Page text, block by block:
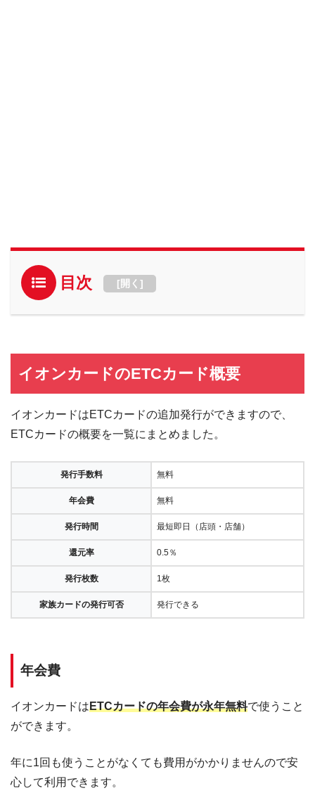
目次 [開く ]
イオンカードのETCカード概要
イオンカードはETCカードの追加発行ができますので、
ETCカードの概要を一覧にまとめました。
発行手数料 無料
年会費 無料
発行時間 最短即日（店頭・店舗）
還元率 0.5％
発行枚数 1枚
家族カードの発行可否 発行できる
年会費
イオンカードはETCカードの年会費が永年無料で使うこと
ができます。
年に1回も使うことがなくても費用がかかりませんので安
心して利用できます。